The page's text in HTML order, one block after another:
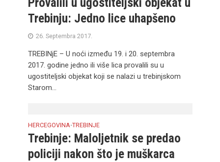
Trebinju: Jedno lice uhapšeno
26. Septembra 2017.
TREBINjE – U noći između 19. i 20. septembra
2017. godine jedno ili više lica provalili su u
ugostiteljski objekat koji se nalazi u trebinjskom
Starom...
HERCEGOVINA•TREBINJE
Trebinje: Maloljetnik se predao
policiji nakon što je muškarca